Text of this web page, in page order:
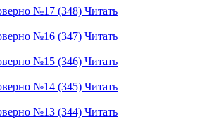
№17 (348) Читать
№16 (347) Читать
№15 (346) Читать
№14 (345) Читать
№13 (344) Читать